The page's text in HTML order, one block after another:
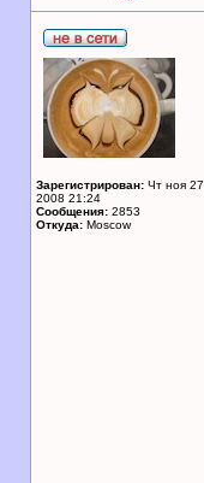
Зарегистрирован: Чт ноя 27,
2008 21:24
Сообщения: 2853
Откуда: Moscow